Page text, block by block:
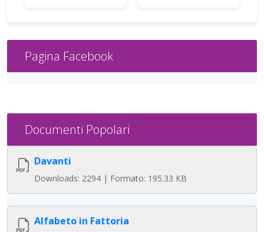
Pagina Facebook
Documenti Popolari
Davanti
Downloads: 2294 | Formato: 195.33 KB
Alfabeto in Fattoria